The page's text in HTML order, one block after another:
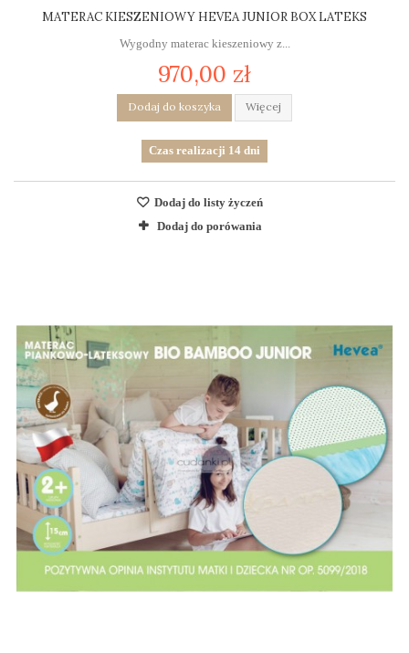
MATERAC KIESZENIOWY HEVEA JUNIOR BOX LATEKS
Wygodny materac kieszeniowy z...
970,00 zł
Dodaj do koszyka Więcej
Czas realizacji 14 dni
Dodaj do listy życzeń
Dodaj do porówania